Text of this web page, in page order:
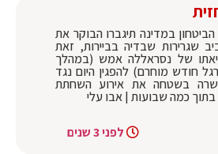
הביטחון במדינה תיגברו הבוקר את
שגרירות שבדיה בביירות, זאת
של נסראללה אמש (במהלך
חודש מוחרם) להפגין היום נגד
בשטחה את אירוע השחתת
בתוך כמה שבועות | אבו עלי
לפני 3 שנים